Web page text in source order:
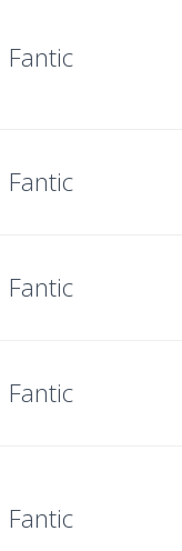
Fantic
Fantic
Fantic
Fantic
Fantic